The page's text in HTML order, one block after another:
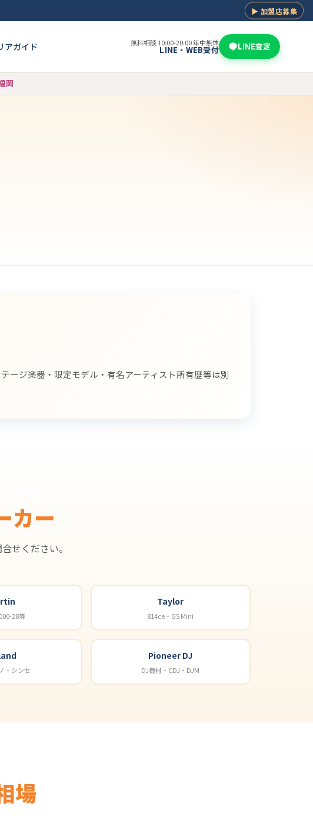
▶ 加盟店募集
アガイド 無料相談 10:00-20:00 年中無休
LINE・WEB受付 LINE査定
岡
ージ楽器・限定モデル・有名アーティスト所有歴等は別
カー
せください。
28等
Taylor
814ce・GS Mini
・シンセ
Pioneer DJ
DJ機材・CDJ・DJM
場